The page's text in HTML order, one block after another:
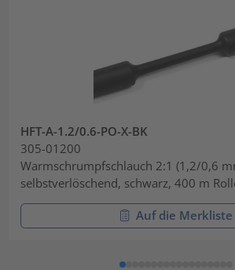
HFT-A-1.2/0.6-PO-X-BK
305-01200
Warmschrumpfschlauch 2:1 (1,2/0,6
selbstverlöschend, schwarz, 400 m
Auf die Merkliste